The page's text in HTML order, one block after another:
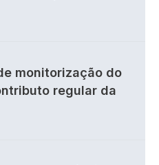
monitorização do
regular da